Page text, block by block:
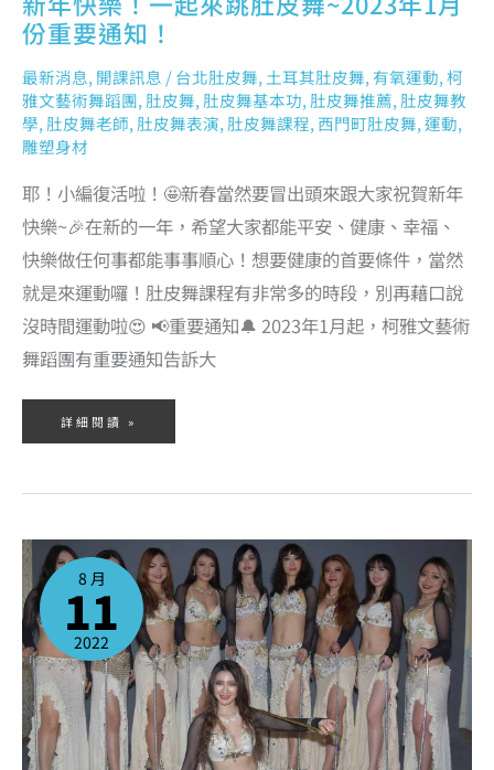
份重要通知！
最新消息, 開課訊息 /台北肚皮舞, 土耳其肚皮舞,有氧運動,柯
雅文藝術舞蹈團, 肚皮舞, 肚皮舞基本功, 肚皮舞推薦, 肚皮舞教
學, 肚皮舞老師, 肚皮舞表演, 肚皮舞課程, 西門町肚皮舞,運動,
雕塑身材
耶！小編復活啦！🤩新春當然要冒出頭來跟大家祝賀新年
快樂~🎉在新的一年，希望大家都能平安、健康、幸福、
快樂做任何事都能事事順心！想要健康的首要條件，當然
就是來運動囉！肚皮舞課程有非常多的時段，別再藉口說
沒時間運動啦😍 📢重要通知🔔 2023年1月起，柯雅文藝術
舞蹈團有重要通知告訴大
詳細閱讀 »
8 月
11
2022
2022/8/13
台
北
節
開
幕
活
@
台
北
演
藝
術
中
心